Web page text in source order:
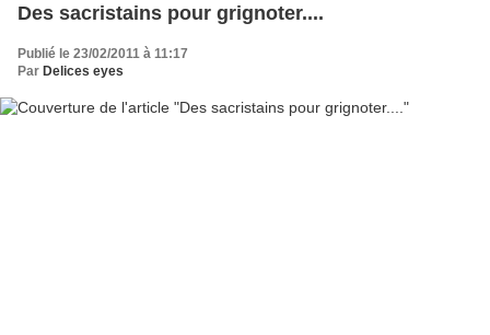
Des sacristains pour grignoter....
Publié le 23/02/2011 à 11:17
Par Delices eyes